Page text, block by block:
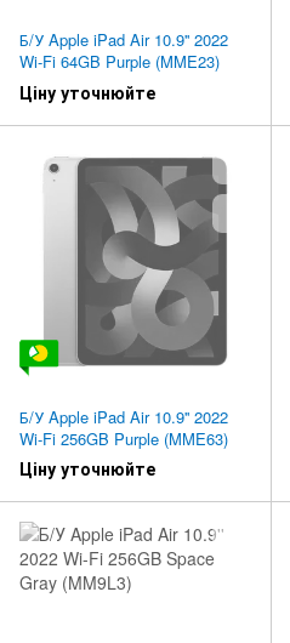
Б/У Apple iPad Air 10.9'' 2022
Wi-Fi 64GB Purple (MME23)
Ціну уточнюйте
Б/У Apple iPad Air 10.9'' 2022
Wi-Fi 256GB Purple (MME63)
Ціну уточнюйте